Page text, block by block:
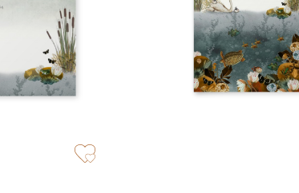
zet op verlanglijstje